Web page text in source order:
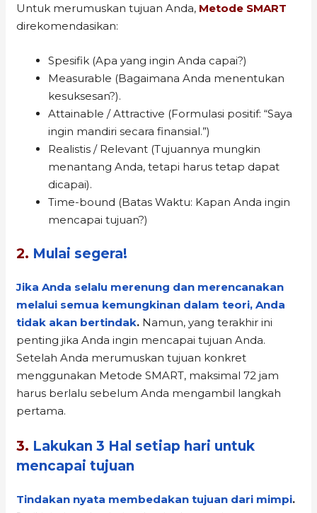
Untuk merumuskan tujuan Anda, Metode SMART
direkomendasikan:
Spesifik (Apa yang ingin Anda capai?)
Measurable (Bagaimana Anda menentukan
kesuksesan?).
Attainable / Attractive (Formulasi positif: “Saya
ingin mandiri secara finansial.”)
Realistis / Relevant (Tujuannya mungkin
menantang Anda, tetapi harus tetap dapat
dicapai).
Time-bound (Batas Waktu: Kapan Anda ingin
mencapai tujuan?)
2. Mulai segera!
Jika Anda selalu merenung dan merencanakan
melalui semua kemungkinan dalam teori, Anda
tidak akan bertindak. Namun, yang terakhir ini
penting jika Anda ingin mencapai tujuan Anda.
Setelah Anda merumuskan tujuan konkret
menggunakan Metode SMART, maksimal 72 jam
harus berlalu sebelum Anda mengambil langkah
pertama.
3. Lakukan 3 Hal setiap hari untuk
mencapai tujuan
Tindakan nyata membedakan tujuan dari mimpi.